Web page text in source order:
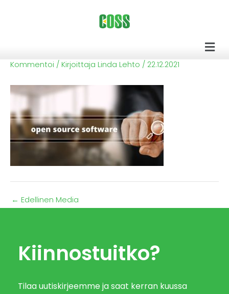
Kommentoi / Kirjoittaja Linda Lehto / 22.12.2021
← Edellinen Media
Kiinnostuitko?
Tilaa uutiskirjeemme ja saat kerran kuussa